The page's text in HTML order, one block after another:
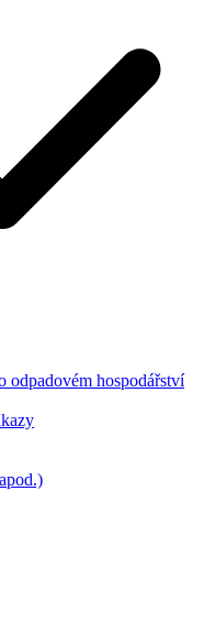
odpadovém hospodářství